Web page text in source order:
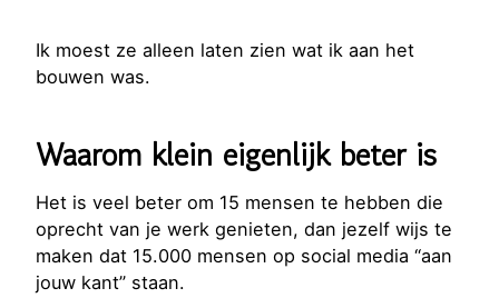
Ik moest ze alleen laten zien wat ik aan het
bouwen was.
Waarom klein eigenlijk beter is
Het is veel beter om 15 mensen te hebben die
oprecht van je werk genieten, dan jezelf wijs te
maken dat 15.000 mensen op social media “aan
jouw kant” staan.